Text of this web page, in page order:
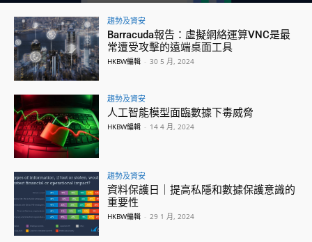
趨勢及資安
Barracuda報告：虛擬網絡運算VNC是最
常遭受攻擊的遠端桌面工具
HKBW編輯 - 30 5 月, 2024
趨勢及資安
人工智能模型面臨數據下毒威脅
HKBW編輯 - 14 4 月, 2024
趨勢及資安
資料保護日｜提高私隱和數據保護意識的
重要性
HKBW編輯 - 29 1 月, 2024